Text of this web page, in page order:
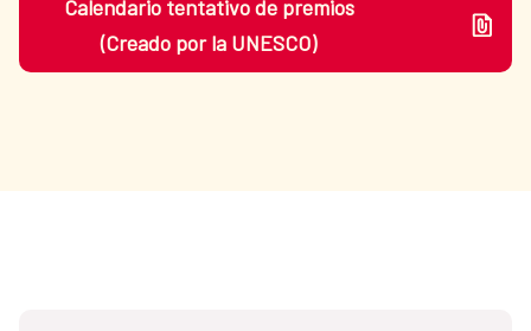
Calendario tentativo de premios
(Creado por la UNESCO)